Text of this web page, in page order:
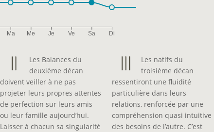
Ma Me Je Ve Sa Di
Les Balances du
deuxième décan
doivent veiller à ne pas
projeter leurs propres attentes
de perfection sur leurs amis
ou leur famille aujourd’hui.
Laisser à chacun sa singularité
Les natifs du
troisième décan
ressentiront une fluidité
particulière dans leurs
relations, renforcée par une
compréhension quasi intuitive
des besoins de l’autre. C’est